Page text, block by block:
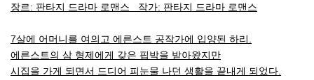
장르: 판타지 드라마 로맨스 작가: 판타지 드라마 로맨스
7살에 어머니를 여의고 에른스트 공작가에 입양된 하리.
에른스트의 삼 형제에게 갖은 핍박을 받아왔지만
시집을 가게 되면서 드디어 피눈물 나던 생활을 끝내게 되었다.